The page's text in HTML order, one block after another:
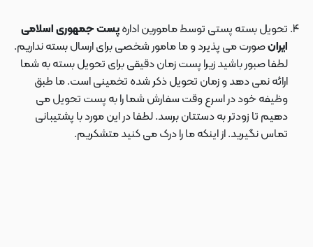
تحویل بسته پستی توسط مامورین ادارهپست جمهوری اسلامی
ایرانصورت می پذیرد و ما مامور شخصی برای ارسال بسته نداریم.
لطفا صبور باشید زیرا پست زمان دقیقی برای تحویل بسته به شما
ارائه نمی دهد و زمان تحویل ذکر شده تخمینی است. ما طبق
وظیفه خود در اسرع وقت سفارش شما را به پست تحویل می
دهیم تا زودتر به دستتان برسد. لطفا در این مورد با پشتیبانی
تماس نگیرید. از اینکه ما را درک می کنید متشکریم.